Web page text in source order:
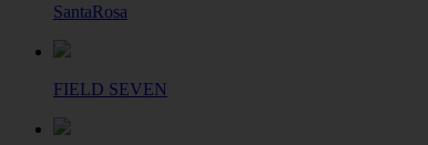
SantaRosa
FIELD SEVEN